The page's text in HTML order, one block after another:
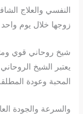
النفسي والعلاج
زوجها خلال يوم
شيخ روحاني قوي ومتمرس
يعتبر الشيخ
المحبة وعودة
والسرعة والجودة